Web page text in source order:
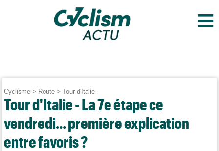
≡
Cyclisme > Route >Tour d'Italie
Tour d'Italie - La 7e étape ce
vendredi... première explication
entre favoris ?